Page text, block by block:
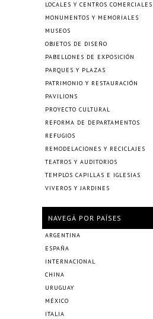
LOCALES Y CENTROS COMERCIALES
MONUMENTOS Y MEMORIALES
MUSEOS
OBJETOS DE DISEÑO
PABELLONES DE EXPOSICIÓN
PARQUES Y PLAZAS
PATRIMONIO Y RESTAURACIÓN
PAVILIONS
PROYECTO CULTURAL
REFORMA DE DEPARTAMENTOS
REFUGIOS
REMODELACIONES Y RECICLAJES
TEATROS Y AUDITORIOS
TEMPLOS CAPILLAS E IGLESIAS
VIVEROS Y JARDINES
NAVEGÁ POR PAÍSES
ARGENTINA
ESPAÑA
INTERNACIONAL
CHINA
URUGUAY
MÉXICO
ITALIA